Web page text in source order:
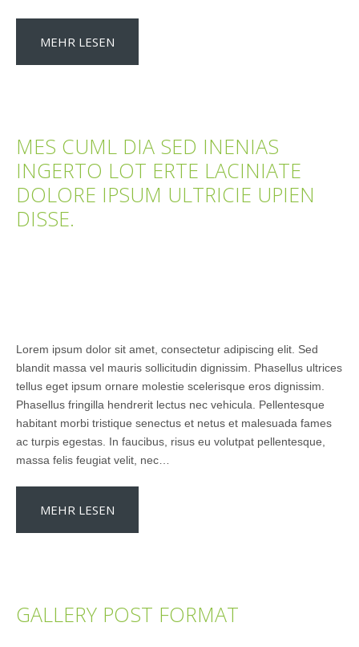
MEHR LESEN
MES CUML DIA SED INENIAS
INGERTO LOT ERTE LACINIATE
DOLORE IPSUM ULTRICIE UPIEN
DISSE.
Lorem ipsum dolor sit amet, consectetur adipiscing elit. Sed
blandit massa vel mauris sollicitudin dignissim. Phasellus ultrices
tellus eget ipsum ornare molestie scelerisque eros dignissim.
Phasellus fringilla hendrerit lectus nec vehicula. Pellentesque
habitant morbi tristique senectus et netus et malesuada fames
ac turpis egestas. In faucibus, risus eu volutpat pellentesque,
massa felis feugiat velit, nec…
MEHR LESEN
GALLERY POST FORMAT